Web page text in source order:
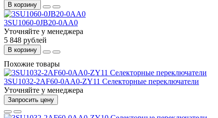
В корзину
3SU1060-0JB20-0AA0
Уточняйте у менеджера
5 848 рублей
В корзину
Похожие товары
3SU1032-2AF60-0AA0-ZY11 Селекторные переключатели
Уточняйте у менеджера
Запросить цену